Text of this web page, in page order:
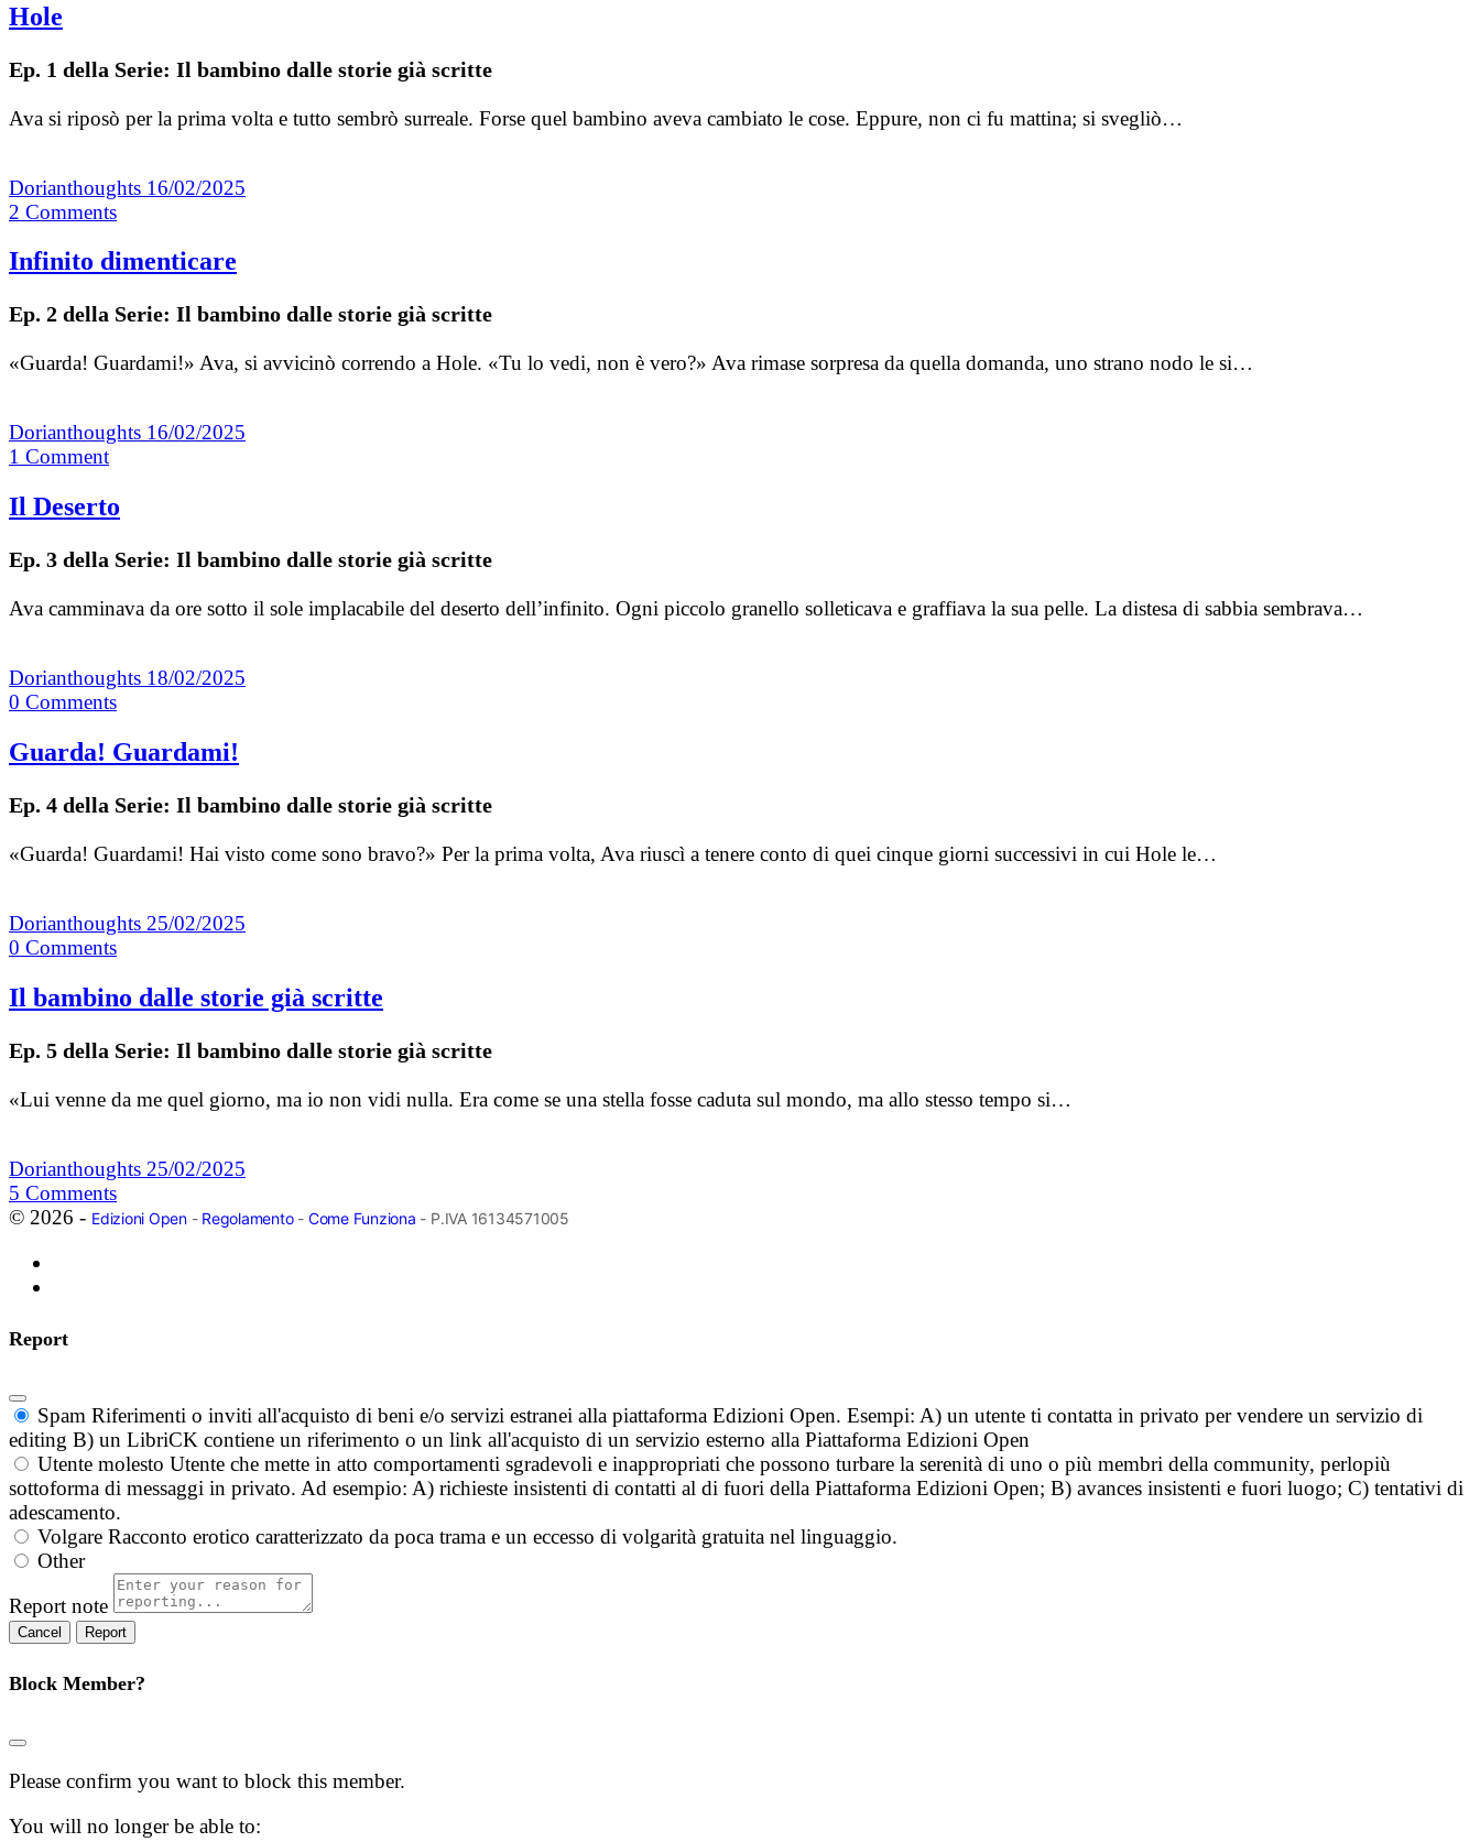
Hole
Ep. 1 della Serie: Il bambino dalle storie già scritte
Ava si riposò per la prima volta e tutto sembrò surreale. Forse quel bambino aveva cambiato le cose. Eppure, non ci fu mattina; si svegliò…
Dorianthoughts 16/02/2025
2 Comments
Infinito dimenticare
Ep. 2 della Serie: Il bambino dalle storie già scritte
«Guarda! Guardami!» Ava, si avvicinò correndo a Hole. «Tu lo vedi, non è vero?» Ava rimase sorpresa da quella domanda, uno strano nodo le si…
Dorianthoughts 16/02/2025
1 Comment
Il Deserto
Ep. 3 della Serie: Il bambino dalle storie già scritte
Ava camminava da ore sotto il sole implacabile del deserto dell’infinito. Ogni piccolo granello solleticava e graffiava la sua pelle. La distesa di sabbia sembrava…
Dorianthoughts 18/02/2025
0 Comments
Guarda! Guardami!
Ep. 4 della Serie: Il bambino dalle storie già scritte
«Guarda! Guardami! Hai visto come sono bravo?» Per la prima volta, Ava riuscì a tenere conto di quei cinque giorni successivi in cui Hole le…
Dorianthoughts 25/02/2025
0 Comments
Il bambino dalle storie già scritte
Ep. 5 della Serie: Il bambino dalle storie già scritte
«Lui venne da me quel giorno, ma io non vidi nulla. Era come se una stella fosse caduta sul mondo, ma allo stesso tempo si…
Dorianthoughts 25/02/2025
5 Comments
© 2026 - Edizioni Open- Regolamento- Come Funziona - P.IVA 16134571005
Report
Spam Riferimenti o inviti all'acquisto di beni e/o servizi estranei alla piattaforma Edizioni Open. Esempi: A) un utente ti contatta in privato per vendere un servizio di
editing B) un LibriCK contiene un riferimento o un link all'acquisto di un servizio esterno alla Piattaforma Edizioni Open
Utente molesto Utente che mette in atto comportamenti sgradevoli e inappropriati che possono turbare la serenità di uno o più membri della community, perlopiù
sottoforma di messaggi in privato. Ad esempio: A) richieste insistenti di contatti al di fuori della Piattaforma Edizioni Open; B) avances insistenti e fuori luogo; C) tentativi di
adescamento.
Volgare Racconto erotico caratterizzato da poca trama e un eccesso di volgarità gratuita nel linguaggio.
Other
Report note
Report
Block Member?
Please confirm you want to block this member.
You will no longer be able to: